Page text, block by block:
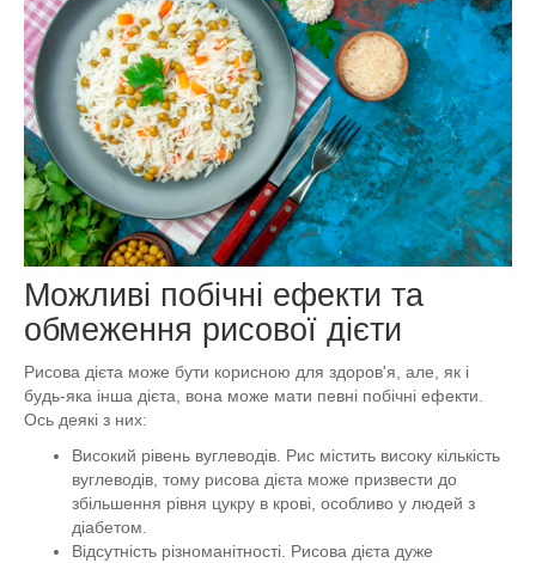
Можливі побічні ефекти та
обмеження рисової дієти
Рисова дієта може бути корисною для здоров'я, але, як і
будь-яка інша дієта, вона може мати певні побічні ефекти.
Ось деякі з них:
Високий рівень вуглеводів. Рис містить високу кількість
вуглеводів, тому рисова дієта може призвести до
збільшення рівня цукру в крові, особливо у людей з
діабетом.
Відсутність різноманітності. Рисова дієта дуже